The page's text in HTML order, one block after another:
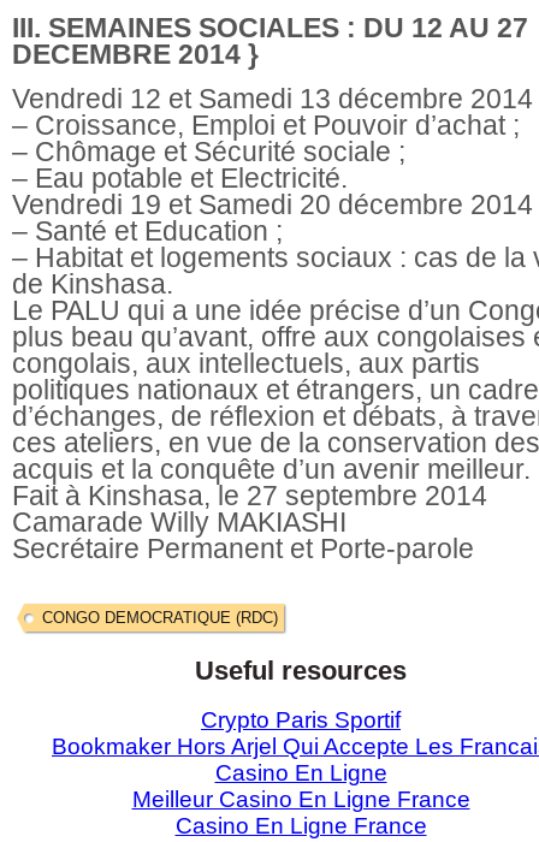
III. SEMAINES SOCIALES : DU 12 AU 27
DECEMBRE 2014 }
Vendredi 12 et Samedi 13 décembre 2014
– Croissance, Emploi et Pouvoir d’achat ;
– Chômage et Sécurité sociale ;
– Eau potable et Electricité.
Vendredi 19 et Samedi 20 décembre 2014
– Santé et Education ;
– Habitat et logements sociaux : cas de la
de Kinshasa.
Le PALU qui a une idée précise d’un
plus beau qu’avant, offre aux congolaises
congolais, aux intellectuels, aux partis
politiques nationaux et étrangers, un cadre
d’échanges, de réflexion et débats, à
ces ateliers, en vue de la conservation des
acquis et la conquête d’un avenir meilleur.
Fait à Kinshasa, le 27 septembre 2014
Camarade Willy MAKIASHI
Secrétaire Permanent et Porte-parole
CONGO DEMOCRATIQUE (RDC)
Useful resources
Crypto Paris Sportif
Bookmaker Hors Arjel Qui Accepte Les
Casino En Ligne
Meilleur Casino En Ligne France
Casino En Ligne France